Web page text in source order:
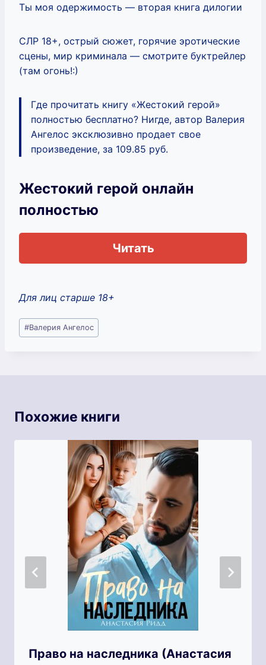
Ты моя одержимость — вторая книга дилогии
СЛР 18+, острый сюжет, горячие эротические
сцены, мир криминала — смотрите буктрейлер
(там огонь!:)
Где прочитать книгу «Жестокий герой»
полностью бесплатно? Нигде, автор Валерия
Ангелос эксклюзивно продает свое
произведение, за 109.85 руб.
Жестокий герой онлайн
полностью
Читать
Для лиц старше 18+
Метки
записи:
#Валерия Ангелос
Похожие книги
Право на наследника (Анастасия